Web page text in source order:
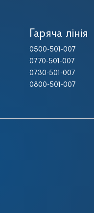
Гаряча лінія
0500-501-007
0770-501-007
0730-501-007
0800-501-007